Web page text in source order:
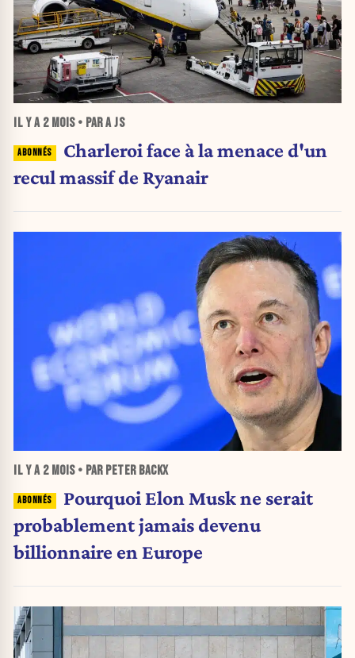
IL Y A 2 MOIS• PAR A JS
Charleroi face à la menace d'un
recul massif de Ryanair
IL Y A 2 MOIS• PAR PETER BACKX
Pourquoi Elon Musk ne serait
probablement jamais devenu
billionnaire en Europe